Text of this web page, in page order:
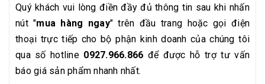
Quý khách vui lòng điền đầy đủ thông tin sau khi nhấn
nút "mua hàng ngay" trên đầu trang hoặc gọi điện
thoại trực tiếp cho bộ phận kinh doanh của chúng tôi
qua số hotline 0927.966.866 để được hỗ trợ tư vấn
báo giá sản phẩm nhanh nhất.